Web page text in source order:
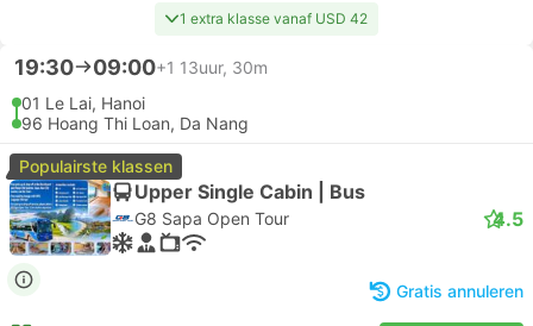
1 extra klasse vanaf USD 42
19:30 09:00+1 13uur, 30m
01 Le Lai, Hanoi
96 Hoang Thi Loan, Da Nang
Populairste klassen
Upper Single Cabin | Bus
G8 Sapa Open Tour 4.5
Gratis annuleren